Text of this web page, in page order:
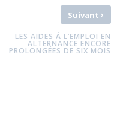
Suivant›
LES AIDES À L’EMPLOI EN
ALTERNANCE ENCORE
PROLONGÉES DE SIX MOIS